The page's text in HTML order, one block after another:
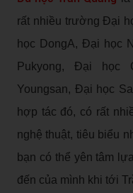
rất nhiều trường Đại
học DongA, Đại học
Pukyong, Đại học
Youngsan, Đại học
hợp tác đó, có rất
nghệ thuật, tiêu biểu
bạn có thể yên tâm
đến của mình khi tới